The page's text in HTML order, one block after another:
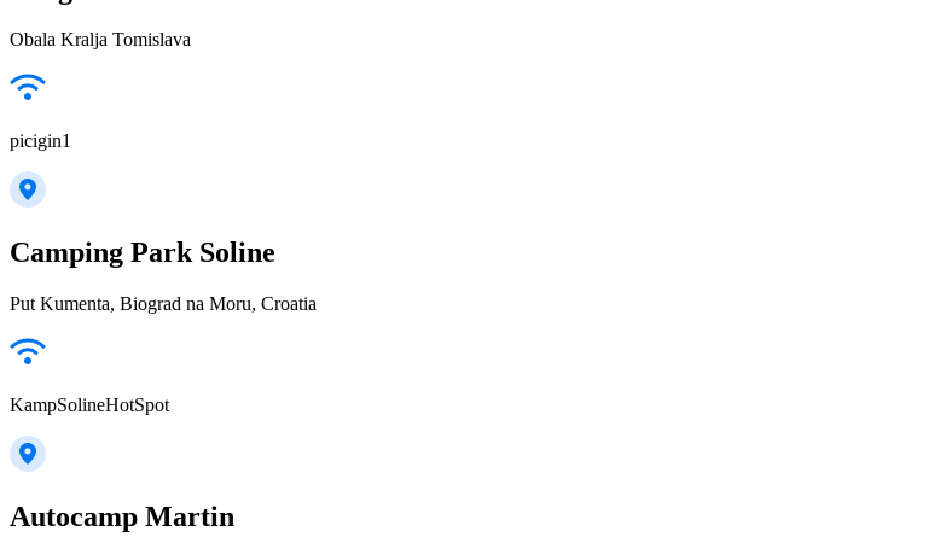
Obala Kralja Tomislava
picigin1
Camping Park Soline
Put Kumenta, Biograd na Moru, Croatia
KampSolineHotSpot
Autocamp Martin